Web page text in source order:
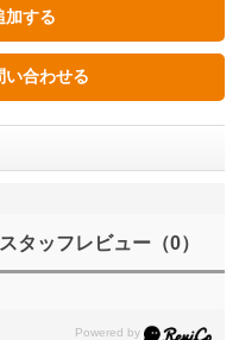
スタッフレビュー（0）